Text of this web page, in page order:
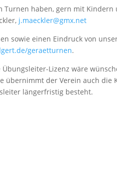
Turnen haben, gern mit
j.maeckler@gmx.net
sowie einen Eindruck von
geraetturnen.
Übungsleiter-Lizenz wäre
übernimmt der Verein auch die
längerfristig besteht.